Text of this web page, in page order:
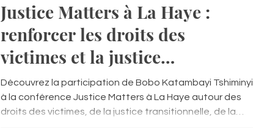
Justice Matters à La Haye :
renforcer les droits des
victimes et la justice
internationale
Découvrez la participation de Bobo Katambayi Tshiminyi
à la conférence Justice Matters à La Haye autour des
droits des victimes, de la justice transitionnelle, de la